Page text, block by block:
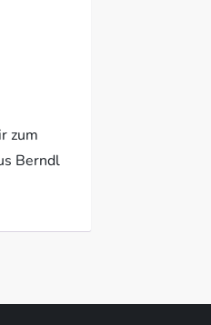
zum
Berndl